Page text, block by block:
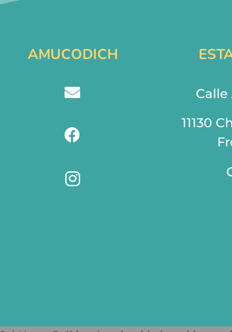
AMUCODICH
Calle
11130